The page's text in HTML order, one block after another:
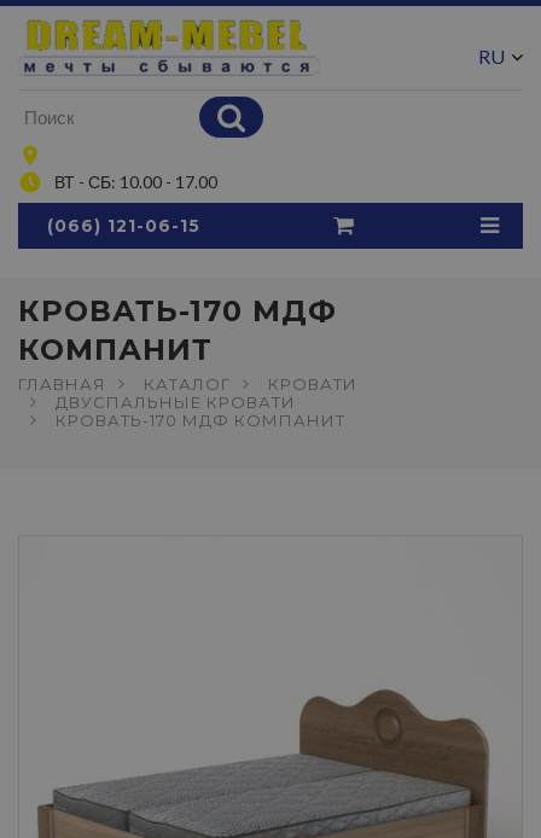
ВТ - СБ: 10.00 - 17.00
RU
(066) 121-06-15
КРОВАТЬ-170 МДФ
КОМПАНИТ
ГЛАВНАЯ КАТАЛОГ
КРОВАТИ
ДВУСПАЛЬНЫЕ КРОВАТИ
КРОВАТЬ-170 МДФ КОМПАНИТ